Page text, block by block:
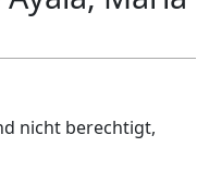
nicht berechtigt,